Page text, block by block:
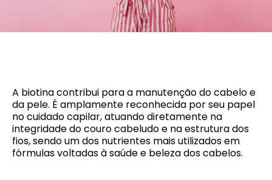
A biotina contribui para a manutenção do cabelo e
da pele. É amplamente reconhecida por seu papel
no cuidado capilar, atuando diretamente na
integridade do couro cabeludo e na estrutura dos
fios, sendo um dos nutrientes mais utilizados em
fórmulas voltadas à saúde e beleza dos cabelos.